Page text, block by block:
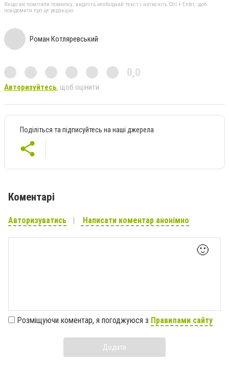
Якщо ви помітили помилку, виділіть необхідний текст і натисніть Ctrl + Enter, щоб
повідомити про це редакцію
Роман Котляревський
0,0
Авторизуйтесь, щоб оцінити
Поділіться та підписуйтесь на наші джерела
Коментарі
Авторизуватись Написати коментар анонімно
🙂
Розміщуючи коментар, я погоджуюся з Правилами сайту
Додати